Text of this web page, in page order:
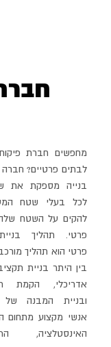
מחפשים חברת
לבתים פרטיים? חברה
בנייה מספקת את
לכל בעלי שטח
להקים על השטח
פרטי. תהליך
פרטי הוא תהליך
בין היתר בניית
אדריכלי, הקמת
ובניית המבנה של
אנשי מקצוע מתחום
האינסטלציה,